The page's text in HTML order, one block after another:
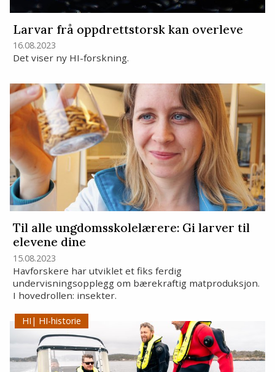
Larvar frå oppdrettstorsk kan overleve
16.08.2023
Det viser ny HI-forskning.
Til alle ungdomsskolelærere: Gi larver til
elevene dine
15.08.2023
Havforskere har utviklet et fiks ferdig
undervisningsopplegg om bærekraftig matproduksjon.
I hovedrollen: insekter.
HI-historie